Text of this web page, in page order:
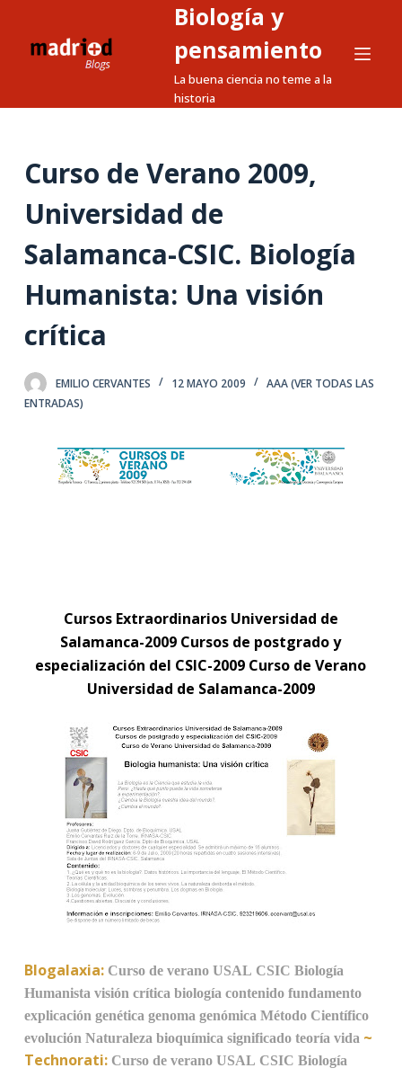
a
n
o
Biología y
pensamiento
La buena ciencia no teme a la
historia
Curso de Verano 2009,
Universidad de
Salamanca-CSIC. Biología
Humanista: Una visión
crítica
EMILIO CERVANTES 12 MAYO 2009
AAA (VER TODAS LAS
ENTRADAS)
Cursos Extraordinarios Universidad de
Salamanca-2009 Cursos de postgrado y
especialización del CSIC-2009 Curso de Verano
Universidad de Salamanca-2009
Blogalaxia: Curso de verano USAL CSIC Biología
Humanista visión crítica biología contenido fundamento
explicación genética genoma genómica Método Científico
evolución Naturaleza bioquímica significado teoría vida~
Technorati: Curso de verano USAL CSIC Biología